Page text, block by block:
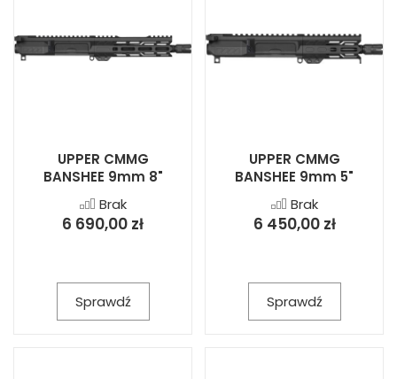
UPPER CMMG
BANSHEE 9mm 8"
Brak
6 690,00 zł
Sprawdź
UPPER CMMG
BANSHEE 9mm 5"
Brak
6 450,00 zł
Sprawdź